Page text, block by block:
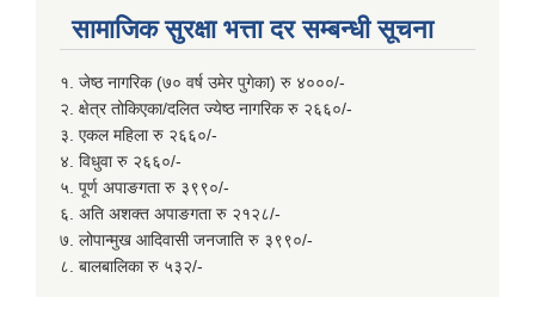
सामाजिक सुरक्षा भत्ता दर सम्बन्धी सूचना
१. जेष्ठ नागरिक (७० वर्ष उमेर पुगेका) रु ४०००/-
२. क्षेत्र तोकिएका/दलित ज्येष्ठ नागरिक रु २६६०/-
३. एकल महिला रु २६६०/-
४. विधुवा रु २६६०/-
५. पूर्ण अपाङगता रु ३९९०/-
६. अति अशक्त अपाङगता रु २१२८/-
७. लोपान्मुख आदिवासी जनजाति रु ३९९०/-
८. बालबालिका रु ५३२/-